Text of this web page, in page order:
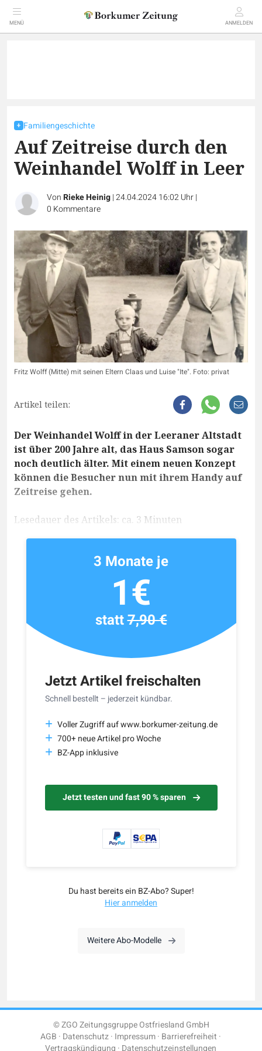
MENÜ ANMELDEN
Familiengeschichte
Auf Zeitreise durch den
Weinhandel Wolff in Leer
VonRieke Heinig|24.04.2024 16:02 Uhr|
0 Kommentare
Fritz Wolff (Mitte) mit seinen Eltern Claas und Luise "Ite". Foto: privat
Artikel teilen:
Der Weinhandel Wolff in der Leeraner Altstadt
ist über 200 Jahre alt, das Haus Samson sogar
noch deutlich älter. Mit einem neuen Konzept
können die Besucher nun mit ihrem Handy auf
Zeitreise gehen.
Lesedauer des Artikels: ca. 3 Minuten
Jetzt Artikel freischalten
Schnell bestellt – jederzeit kündbar.
Voller Zugriff auf www.borkumer-zeitung.de
700+ neue Artikel pro Woche
BZ-App inklusive
Jetzt testen und fast 90 % sparen
3 Monate je
1€
statt7,90 €
Du hast bereits ein BZ-Abo? Super!
Hier anmelden
Weitere Abo-Modelle
© ZGO Zeitungsgruppe Ostfriesland GmbH
AGB Datenschutz Impressum Barrierefreiheit
Vertragskündigung Datenschutzeinstellungen